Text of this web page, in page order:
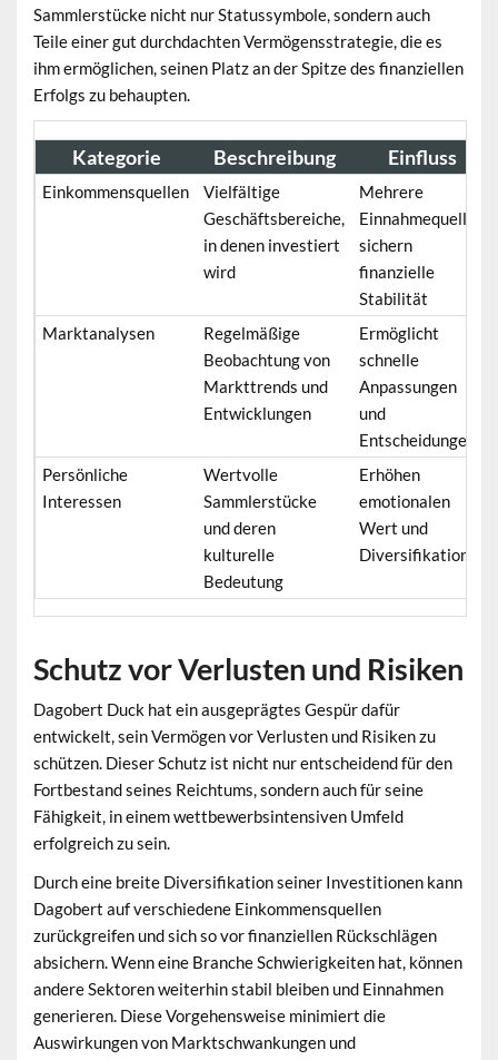
Sammlerstücke nicht nur Statussymbole, sondern auch
Teile einer gut durchdachten Vermögensstrategie, die es
ihm ermöglichen, seinen Platz an der Spitze des finanziellen
Erfolgs zu behaupten.
Kategorie Beschreibung Einfluss
Einkommensquellen
Vielfältige
Geschäftsbereiche,
in denen investiert
wird
Mehrere
Einnahmequellen
sichern
finanzielle
Stabilität
Marktanalysen
Regelmäßige
Beobachtung von
Markttrends und
Entwicklungen
Ermöglicht
schnelle
Anpassungen
und
Entscheidungen
Persönliche
Interessen
Wertvolle
Sammlerstücke
und deren
kulturelle
Bedeutung
Erhöhen
emotionalen
Wert und
Diversifikation
Schutz vor Verlusten und Risiken
Dagobert Duck hat ein ausgeprägtes Gespür dafür
entwickelt, sein Vermögen vorVerlusten und Risikenzu
schützen. Dieser Schutz ist nicht nur entscheidend für den
Fortbestand seines Reichtums, sondern auch für seine
Fähigkeit, in einem wettbewerbsintensiven Umfeld
erfolgreich zu sein.
Durch eine breite Diversifikation seiner Investitionen kann
Dagobert auf verschiedene Einkommensquellen
zurückgreifen und sich so vor finanziellen Rückschlägen
absichern. Wenn eine Branche Schwierigkeiten hat, können
andere Sektoren weiterhin stabil bleiben und Einnahmen
generieren. Diese Vorgehensweise minimiert die
Auswirkungen von Marktschwankungen und